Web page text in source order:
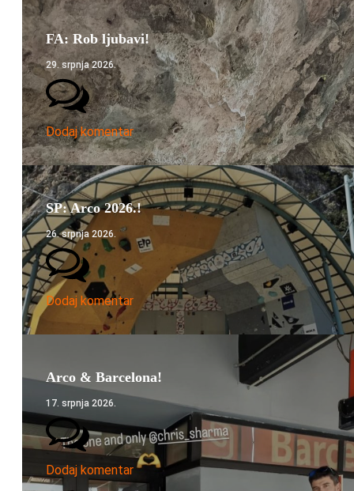
FA: Rob ljubavi!
29. srpnja 2026.
Dodaj komentar
SP: Arco 2026.!
26. srpnja 2026.
Dodaj komentar
Arco & Barcelona!
17. srpnja 2026.
Dodaj komentar